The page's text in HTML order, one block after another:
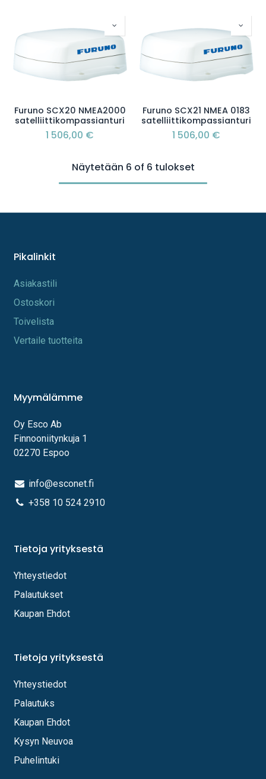
Furuno SCX20 NMEA2000
satelliittikompassianturi
1 506,00 €
Furuno SCX21 NMEA 0183
satelliittikompassianturi
1 506,00 €
Näytetään 6 of 6 tulokset
Pikalinkit
A​s​iakastili
Os​toskori
Toi​velista
Vertaile tuotteita
Myymälämme
Oy Esco Ab
Finnooniitynkuja 1
02270 Espoo
info@esconet.fi
+358 10 524 2910
Tietoja yrityksestä
Yhteystiedot
Palautukset
Kaupan Ehdot
Tietoja yrityksestä
Yhteystiedot
Palautuks
Kaupan Ehdot
Kysyn Neuvoa
Puhelintuki